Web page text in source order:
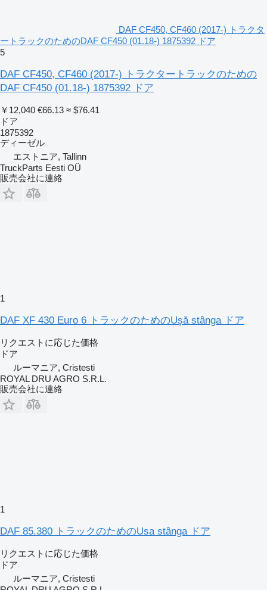
DAF CF450, CF460 (2017-) トラクタ
ートラックのためのDAF CF450 (01.18-) 1875392 ドア
5
DAF CF450, CF460 (2017-) トラクタートラックのための
DAF CF450 (01.18-) 1875392 ドア
￥12,040 €66.13 ≈ $76.41
ドア
1875392
ディーゼル
エストニア, Tallinn
TruckParts Eesti OÜ
販売会社に連絡
1
DAF XF 430 Euro 6 トラックのためのUșă stânga ドア
リクエストに応じた価格
ドア
ルーマニア, Cristesti
ROYAL DRU AGRO S.R.L.
販売会社に連絡
1
DAF 85.380 トラックのためのUsa stânga ドア
リクエストに応じた価格
ドア
ルーマニア, Cristesti